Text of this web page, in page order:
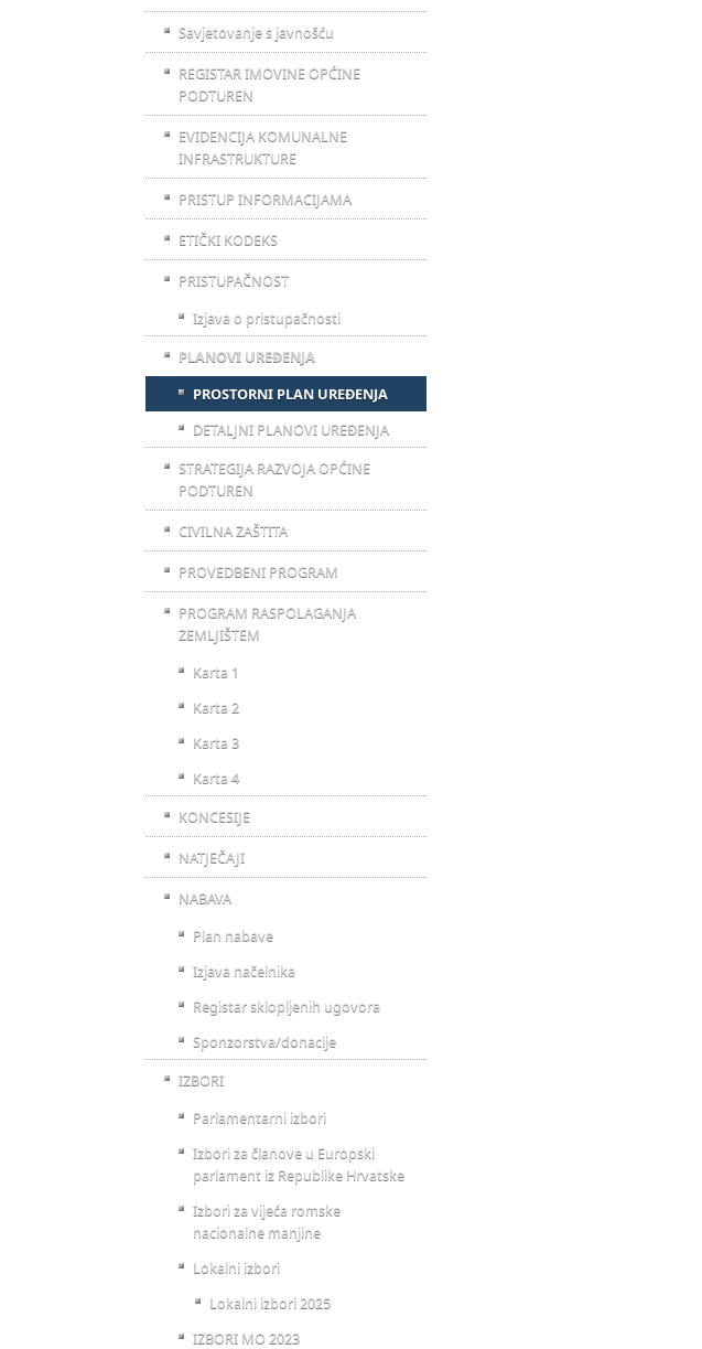
Savjetovanje s javnošću
REGISTAR IMOVINE OPĆINE
PODTUREN
EVIDENCIJA KOMUNALNE
INFRASTRUKTURE
PRISTUP INFORMACIJAMA
ETIČKI KODEKS
PRISTUPAČNOST
Izjava o pristupačnosti
PLANOVI UREĐENJA
PROSTORNI PLAN UREĐENJA
DETALJNI PLANOVI UREĐENJA
STRATEGIJA RAZVOJA OPĆINE
PODTUREN
CIVILNA ZAŠTITA
PROVEDBENI PROGRAM
PROGRAM RASPOLAGANJA
ZEMLJIŠTEM
Karta 1
Karta 2
Karta 3
Karta 4
KONCESIJE
NATJEČAJI
NABAVA
Plan nabave
Izjava načelnika
Registar sklopljenih ugovora
Sponzorstva/donacije
IZBORI
Parlamentarni izbori
Izbori za članove u Europski
parlament iz Republike Hrvatske
Izbori za vijeća romske
nacionalne manjine
Lokalni izbori
Lokalni izbori 2025
IZBORI MO 2023